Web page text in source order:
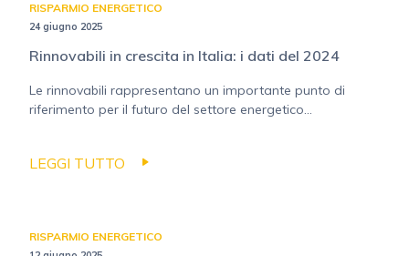
RISPARMIO ENERGETICO
24 giugno 2025
Rinnovabili in crescita in Italia: i dati del 2024
Le rinnovabili rappresentano un importante punto di
riferimento per il futuro del settore energetico...
LEGGI TUTTO
RISPARMIO ENERGETICO